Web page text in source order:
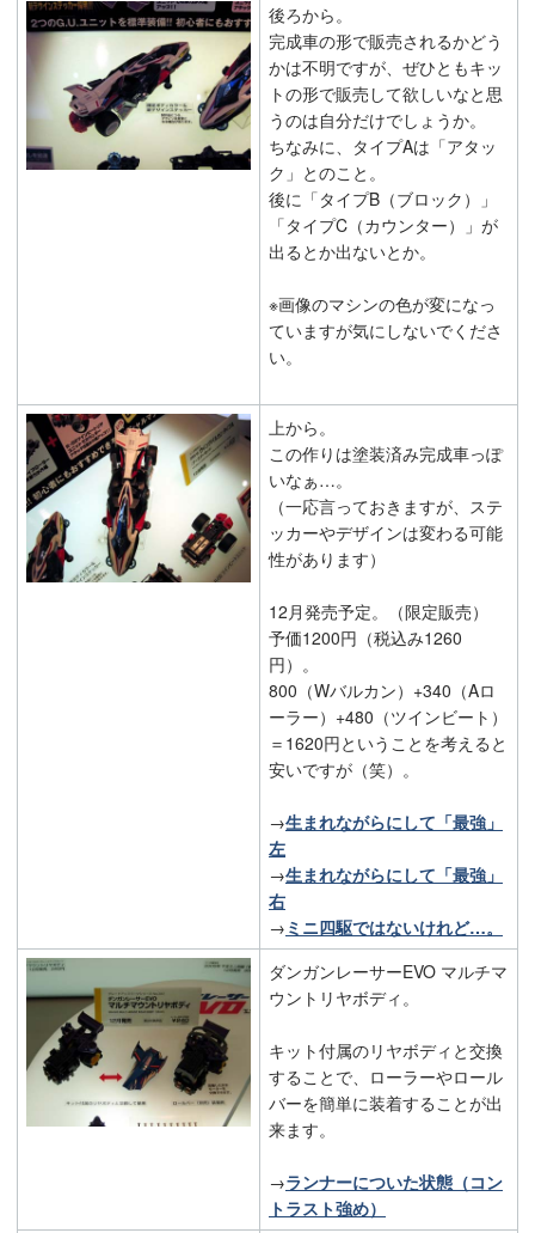
後ろから。
完成車の形で販売されるかどう
かは不明ですが、ぜひともキッ
トの形で販売して欲しいなと思
うのは自分だけでしょうか。
ちなみに、タイプAは「アタッ
ク」とのこと。
後に「タイプB（ブロック）」
「タイプC（カウンター）」が
出るとか出ないとか。
※画像のマシンの色が変になっ
ていますが気にしないでくださ
い。
上から。
この作りは塗装済み完成車っぽ
いなぁ…。
（一応言っておきますが、ステ
ッカーやデザインは変わる可能
性があります）
12月発売予定。（限定販売）
予価1200円（税込み1260
円）。
800（Wバルカン）+340（Aロ
ーラー）+480（ツインビート）
＝1620円ということを考えると
安いですが（笑）。
→生まれながらにして「最強」
左
→生まれながらにして「最強」
右
→ ミニ四駆ではないけれど…。
ダンガンレーサーEVO マルチマ
ウントリヤボディ。
キット付属のリヤボディと交換
することで、ローラーやロール
バーを簡単に装着することが出
来ます。
→ランナーについた状態（コン
トラスト強め）